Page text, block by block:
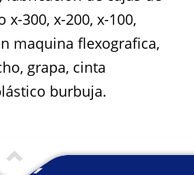
300, x-200, x-100,
maquina flexografica,
grapa, cinta
burbuja.